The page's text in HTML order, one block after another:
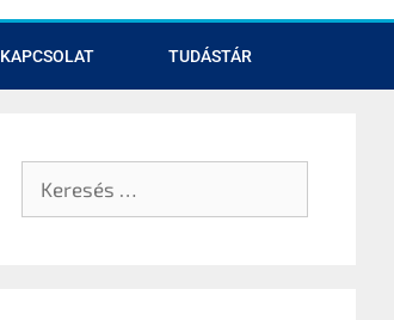
KAPCSOLAT TUDÁSTÁR